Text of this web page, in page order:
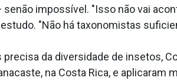
impossível. "Isso não vai
"Não há taxonomistas
da diversidade de insetos,
na Costa Rica, e